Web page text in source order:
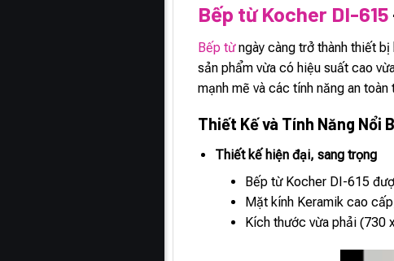
Bếp từ Kocher DI-615
Bếp từngày càng trở thành thiết bị
sản phẩm vừa có hiệu suất cao
mạnh mẽ và các tính năng an
Thiết Kế và Tính Năng Nổi
Thiết kế hiện đại, sang trọng
Bếp từ Kocher DI-615
Mặt kính Keramik cao
Kích thước vừa phải (730